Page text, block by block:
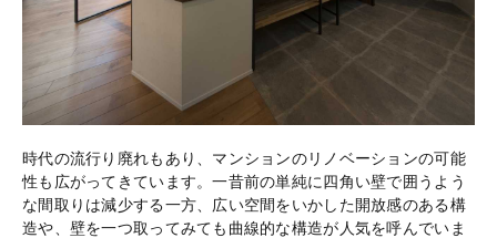
時代の流行り廃れもあり、マンションのリノベーションの可能
性も広がってきています。一昔前の単純に四角い壁で囲うよう
な間取りは減少する一方、広い空間をいかした開放感のある構
造や、壁を一つ取ってみても曲線的な構造が人気を呼んでいま